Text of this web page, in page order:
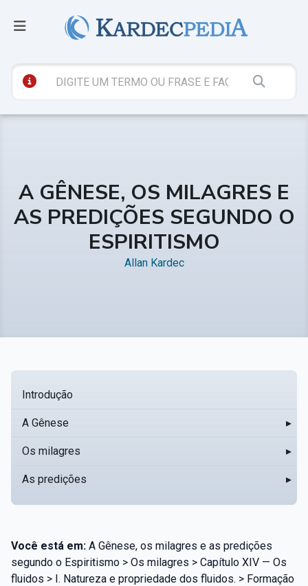
A GÊNESE, OS MILAGRES E
AS PREDIÇÕES SEGUNDO O
ESPIRITISMO
Allan Kardec
Introdução
A Gênese ▸
Os milagres ▸
As predições ▸
Você está em: A Gênese, os milagres e as predições
segundo o Espiritismo > Os milagres > Capítulo XIV — Os
fluidos > I. Natureza e propriedade dos fluidos. > Formação